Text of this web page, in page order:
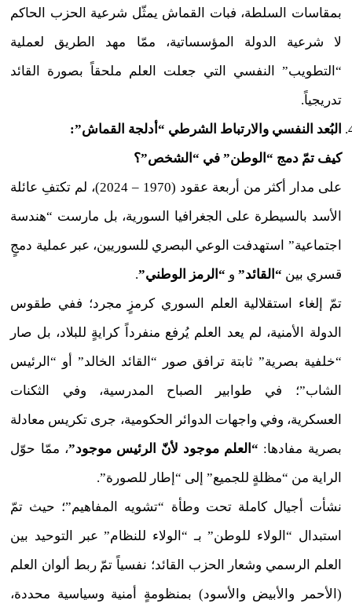
بمقاسات السلطة، فبات القماش يمثّل شرعية الحزب الحاكم
لا شرعية الدولة المؤسساتية، ممّا مهد الطريق لعملية
“التطويب” النفسي التي جعلت العلم ملحقاً بصورة القائد
تدريجياً.
البُعد النفسي والارتباط الشرطي “أدلجة القماش”:
كيف تمّ دمج “الوطن” في “الشخص”؟
على مدار أكثر من أربعة عقود (1970 – 2024)، لم تكتفِ عائلة
الأسد بالسيطرة على الجغرافيا السورية، بل مارست “هندسة
اجتماعية” استهدفت الوعي البصري للسوريين، عبر عملية دمجٍ
قسري بين “القائد” و “الرمز الوطني”.
تمّ إلغاء استقلالية العلم السوري كرمزٍ مجرد؛ ففي طقوس
الدولة الأمنية، لم يعد العلم يُرفع منفرداً كرايةٍ للبلاد، بل صار
“خلفية بصرية” ثابتة ترافق صور “القائد الخالد” أو “الرئيس
الشاب”؛ في طوابير الصباح المدرسية، وفي الثكنات
العسكرية، وفي واجهات الدوائر الحكومية، جرى تكريس معادلة
بصرية مفادها: “العلم موجود لأنّ الرئيس موجود”، ممّا حوّل
الراية من “مظلةٍ للجميع” إلى “إطار للصورة”.
نشأت أجيال كاملة تحت وطأة “تشويه المفاهيم”؛ حيث تمّ
استبدال “الولاء للوطن” بـ “الولاء للنظام” عبر التوحيد بين
العلم الرسمي وشعار الحزب القائد؛ نفسياً تمّ ربط ألوان العلم
(الأحمر والأبيض والأسود) بمنظومةٍ أمنية وسياسية محددة،